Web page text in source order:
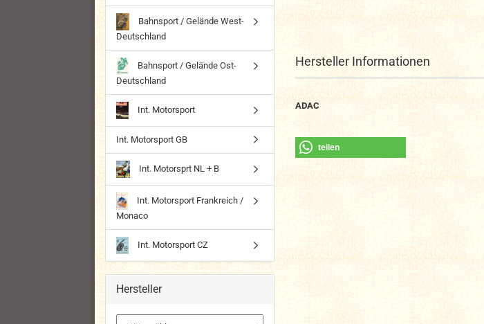
Hersteller Informationen
ADAC
teilen
Bahnsport / Gelände West-
Deutschland
Bahnsport / Gelände Ost-
Deutschland
Int. Motorsport
Int. Motorsport GB
Int. Motorsprt NL + B
Int. Motorsport Frankreich /
Monaco
Int. Motorsport CZ
Hersteller